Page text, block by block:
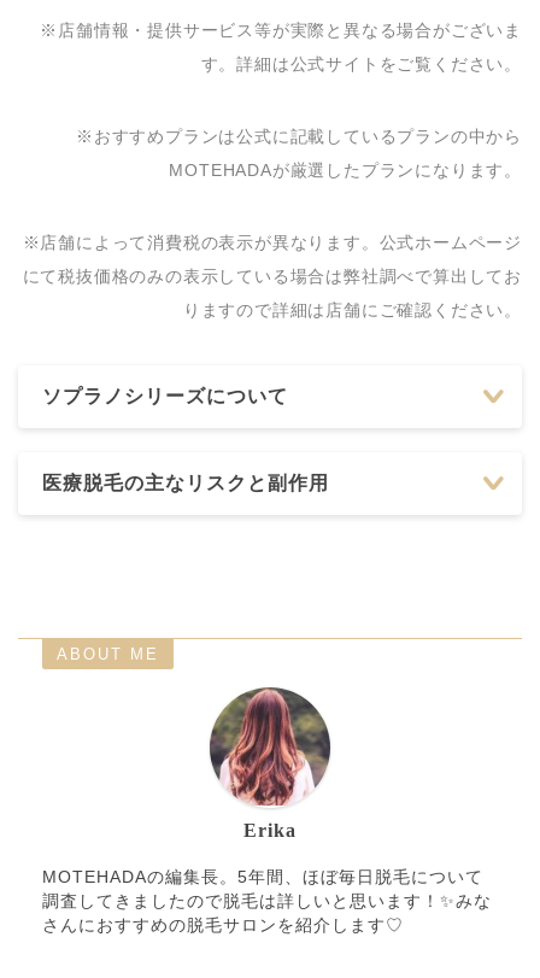
※店舗情報・提供サービス等が実際と異なる場合がございま
す。詳細は公式サイトをご覧ください。
※おすすめプランは公式に記載しているプランの中から
MOTEHADAが厳選したプランになります。
※店舗によって消費税の表示が異なります。公式ホームページ
にて税抜価格のみの表示している場合は弊社調べで算出してお
りますので詳細は店舗にご確認ください。
ソプラノシリーズについて
医療脱毛の主なリスクと副作用
ABOUT ME
Erika
MOTEHADAの編集長。5年間、ほぼ毎日脱毛について
調査してきましたので脱毛は詳しいと思います！✨みな
さんにおすすめの脱毛サロンを紹介します♡